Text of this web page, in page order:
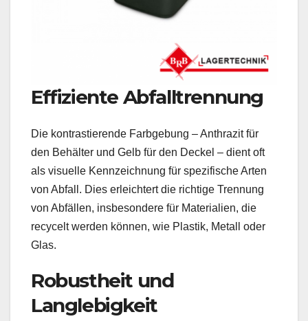
Effiziente Abfalltrennung
Die kontrastierende Farbgebung – Anthrazit für
den Behälter und Gelb für den Deckel – dient oft
als visuelle Kennzeichnung für spezifische Arten
von Abfall. Dies erleichtert die richtige Trennung
von Abfällen, insbesondere für Materialien, die
recycelt werden können, wie Plastik, Metall oder
Glas.
Robustheit und
Langlebigkeit